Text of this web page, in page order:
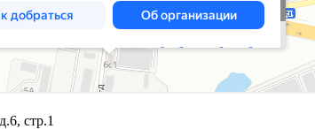
стр.1